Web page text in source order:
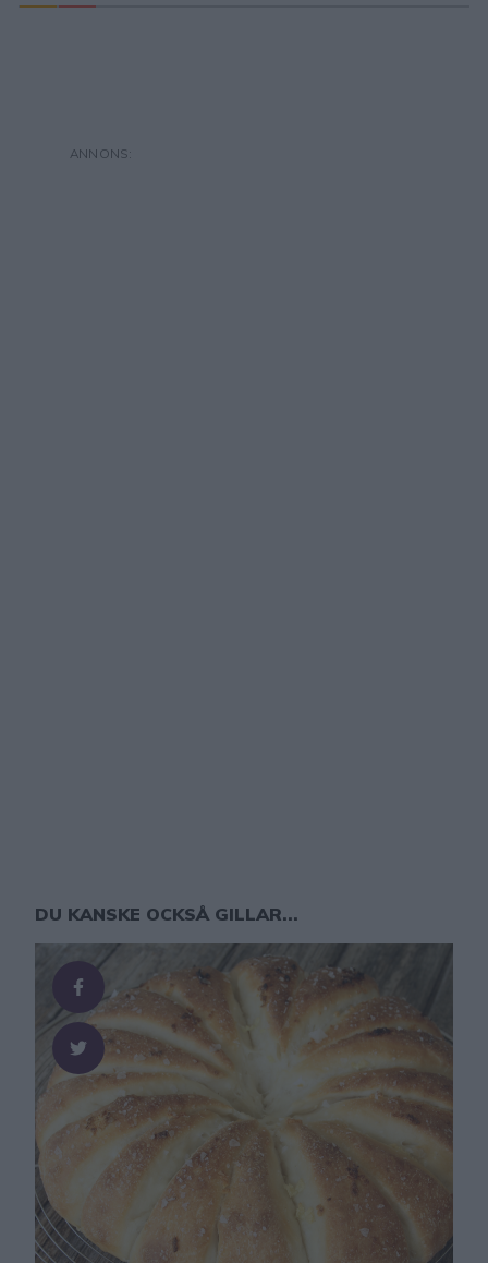
DU KANSKE OCKSÅ GILLAR...